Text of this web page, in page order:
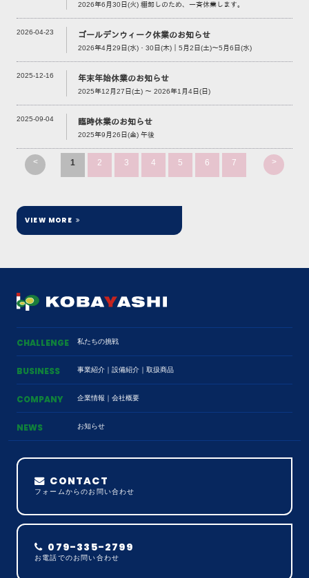
2026年6月30日(火) 棚卸しのため、一斉休業します。
2026-04-23 ゴールデンウィーク休業のお知らせ
2026年4月29日(水)・30日(木)｜5月2日(土)～5月6日(水)
2025-12-16 年末年始休業のお知らせ
2025年12月27日(土) ～ 2026年1月4日(日)
2025-09-04 臨時休業のお知らせ
2025年9月26日(金) 午後
< 1 2 3 4 5 6 7 >
VIEW MORE
CHALLENGE 私たちの挑戦
BUSINESS 事業紹介 ｜ 設備紹介 ｜ 取扱商品
COMPANY 企業情報 ｜ 会社概要
NEWS お知らせ
CONTACT
フォームからのお問い合わせ
079-335-2799
お電話でのお問い合わせ